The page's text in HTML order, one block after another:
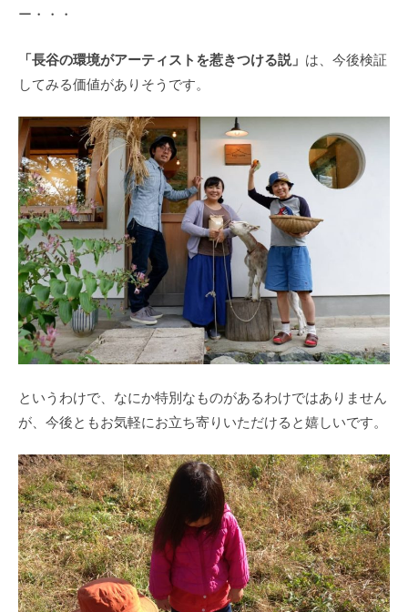
ー・・・
「長谷の環境がアーティストを惹きつける説」 は、今後検証
してみる価値がありそうです。
というわけで、なにか特別なものがあるわけではありません
が、今後ともお気軽にお立ち寄りいただけると嬉しいです。